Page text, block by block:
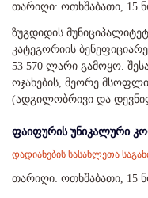
თარიღი: ოთხშაბათი, 15
ზუგდიდის
კატეგორიის
53 570 ლარი გამოყო.
ოჯახების, მეორე
(ადგილობრივი და
ფაიფურის უნიკალური
დადიანების სასახლეთა
თარიღი: ოთხშაბათი, 15